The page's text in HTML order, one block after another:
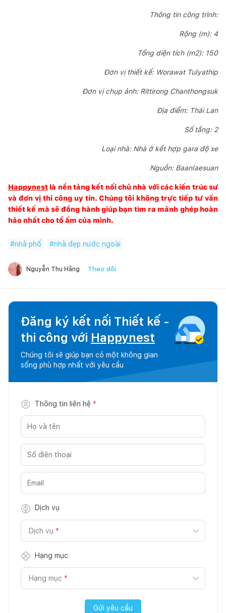
Thông tin công trình:
Rộng (m): 4
Tổng diện tích (m2): 150
Đơn vị thiết kế: Worawat Tulyathip
Đơn vị chụp ảnh: Rittirong Chanthongsuk
Địa điểm: Thái Lan
Số tầng: 2
Loại nhà: Nhà ở kết hợp gara độ xe
Nguồn: Baanlaesuan
Happynest là nền tảng kết nối chủ nhà với các kiến trúc sư
và đơn vị thi công uy tín. Chúng tôi không trực tiếp tư vấn
thiết kế mà sẽ đồng hành giúp bạn tìm ra mảnh ghép hoàn
hảo nhất cho tổ ấm của mình.
#nhà phố #nhà đẹp nước ngoài
Nguyễn Thu Hằng Theo dõi
Đăng ký kết nối Thiết kế -
thi công với Happynest
Chúng tôi sẽ giúp bạn có một không gian
sống phù hợp nhất với yêu cầu
Thông tin liên hệ *
Dịch vụ
Dịch vụ *
Hạng mục
Hạng mục *
Gửi yêu cầu